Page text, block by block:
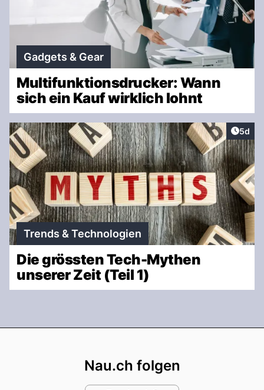
Gadgets & Gear
Multifunktionsdrucker: Wann
sich ein Kauf wirklich lohnt
5d
Trends & Technologien
Die grössten Tech-Mythen
unserer Zeit (Teil 1)
Nau.ch folgen